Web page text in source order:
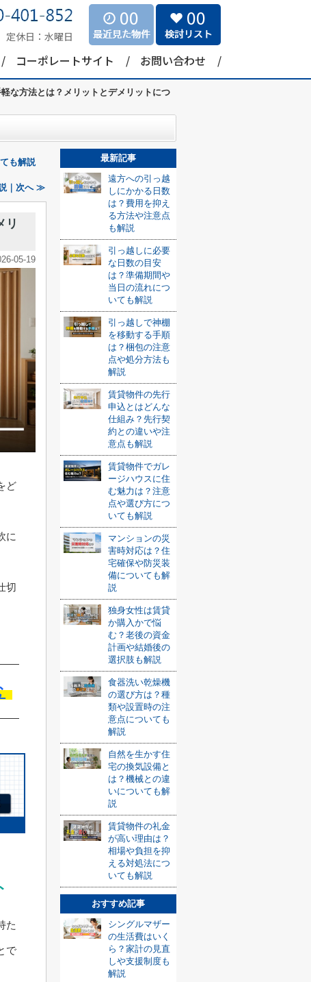
定休日： 水曜日
00 00
コーポレートサイト お問い合わせ
な方法とは？メリットとデメリットにつ
も解説
｜次へ ≫
リ
05-19
ど
に
切
た
で
最新記事
遠方への引っ越
しにかかる日数
は？費用を抑え
る方法や注意点
も解説
引っ越しに必要
な日数の目安
は？準備期間や
当日の流れにつ
いても解説
引っ越しで神棚
を移動する手順
は？梱包の注意
点や処分方法も
解説
賃貸物件の先行
申込とはどんな
仕組み？先行契
約との違いや注
意点も解説
賃貸物件でガレ
ージハウスに住
む魅力は？注意
点や選び方につ
いても解説
マンションの災
害時対応は？住
宅確保や防災装
備についても解
説
独身女性は賃貸
か購入かで悩
む？老後の資金
計画や結婚後の
選択肢も解説
食器洗い乾燥機
の選び方は？種
類や設置時の注
意点についても
解説
自然を生かす住
宅の換気設備と
は？機械との違
いについても解
説
賃貸物件の礼金
が高い理由は？
相場や負担を抑
える対処法につ
いても解説
おすすめ記事
シングルマザー
の生活費はいく
ら？家計の見直
しや支援制度も
解説